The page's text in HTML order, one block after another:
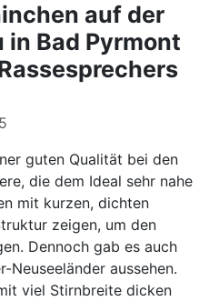
auf der
Bad Pyrmont
guten Qualität bei den
die dem Ideal sehr nahe
mit kurzen, dichten
zeigen, um den
Dennoch gab es auch
Neuseeländer aussehen.
viel Stirnbreite dicken